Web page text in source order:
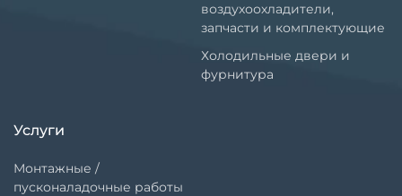
воздухоохладители,
запчасти и комплектующие
Холодильные двери и
фурнитура
Услуги
Монтажные /
пусконаладочные работы